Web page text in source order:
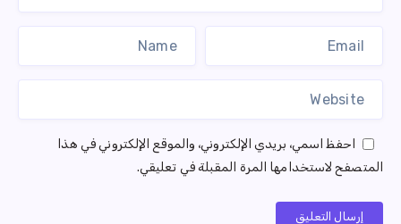
احفظ اسمي، بريدي الإلكتروني، والموقع الإلكتروني في هذا
المتصفح لاستخدامها المرة المقبلة في تعليقي.
إرسال التعليق